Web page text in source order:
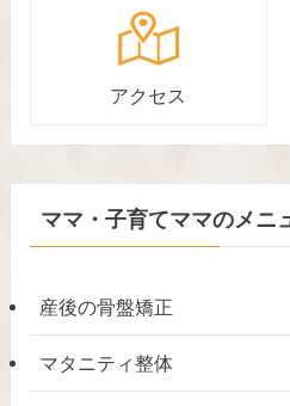
アクセス
ママ・子育てママのメニ
産後の骨盤矯正
マタニティ整体